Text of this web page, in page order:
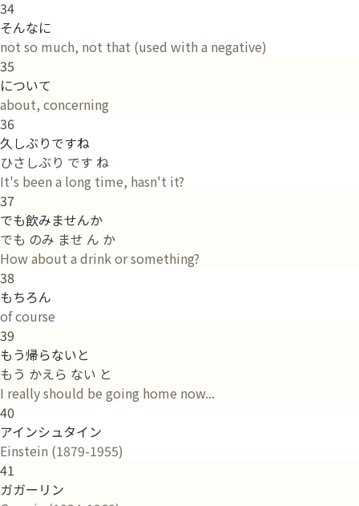
34
そんなに
not so much, not that (used with a negative)
35
について
about, concerning
36
久しぶりですね
ひさしぶり です ね
It's been a long time, hasn't it?
37
でも飲みませんか
でも のみ ませ ん か
How about a drink or something?
38
もちろん
of course
39
もう帰らないと
もう かえら ない と
I really should be going home now...
40
アインシュタイン
Einstein (1879-1955)
41
ガガーリン